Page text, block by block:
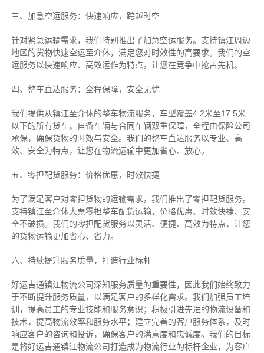
三、加急空运服务：快速响应，跨越时空
针对紧急运输需求，我们特别推出了加急空运服务。支持镇江周边
地区的货物快速空运至介休，满足您对时效性的高要求。我们的空
运服务以快速响应、高效运作为特点，让您在竞争中抢占先机。
四、整车直达服务：全程保障，安全无忧
我们提供从镇江至介休的整车物流服务，车型覆盖4.2米至17.5米
以下的所有货车。自备车辆与合同车辆双重保障，全程由保险公司
承保，确保货物的时效与安全。我们的整车直达服务以专业、高
效、安全为特点，让您在物流运输中更加省心、放心。
五、零担配货服务：价格优惠，时效快捷
为了满足客户对零担货物的运输需求，我们推出了零担配货服务。
支持镇江至介休大票零担整车配货运输，价格优惠、时效快捷、安
全不破损。我们的零担配货服务以灵活、便捷、高效为特点，让您
的货物运输更加省心、省力。
六、持续提升服务质量，打造行业标杆
好运吉通镇江物流公司深知服务质量的重要性，因此我们始终致力
于不断提升服务质量，以满足客户的多样化需求。我们加强员工培
训，提高员工的专业技能和服务意识；积极引进先进的物流设备和
技术，提高物流效率和服务水平；建立完善的客户服务体系，及时
响应客户的咨询和投诉，确保客户的满意度和忠诚度。我们的目标
是将好运吉通镇江物流公司打造成为物流行业的标杆企业，为客户